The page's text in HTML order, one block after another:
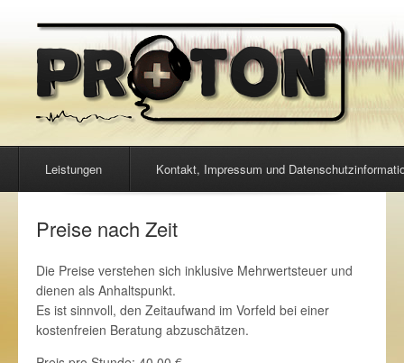
Skip to content
Leistungen Kontakt, Impressum und
Preise nach Zeit
Die Preise verstehen sich inklusive Mehrwertsteuer und
dienen als Anhaltspunkt.
Es ist sinnvoll, den Zeitaufwand im Vorfeld bei einer
kostenfreien Beratung abzuschätzen.